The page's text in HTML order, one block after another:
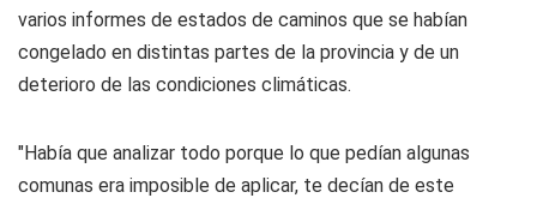
varios informes de estados de caminos que se habían
congelado en distintas partes de la provincia y de un
deterioro de las condiciones climáticas.
"Había que analizar todo porque lo que pedían algunas
comunas era imposible de aplicar, te decían de este